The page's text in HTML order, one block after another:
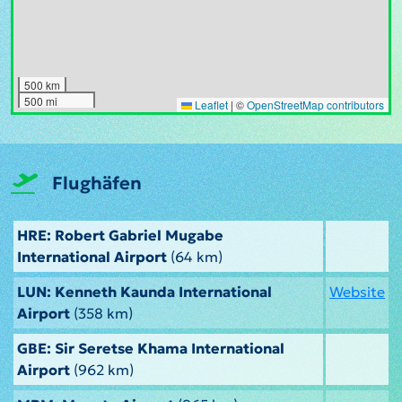
500 km
500 mi
Leaflet | ©OpenStreetMap contributors
Flughäfen
HRE: Robert Gabriel Mugabe
International Airport (64 km)
LUN: Kenneth Kaunda International
Airport(358 km)
Website
GBE: Sir Seretse Khama International
Airport (962 km)